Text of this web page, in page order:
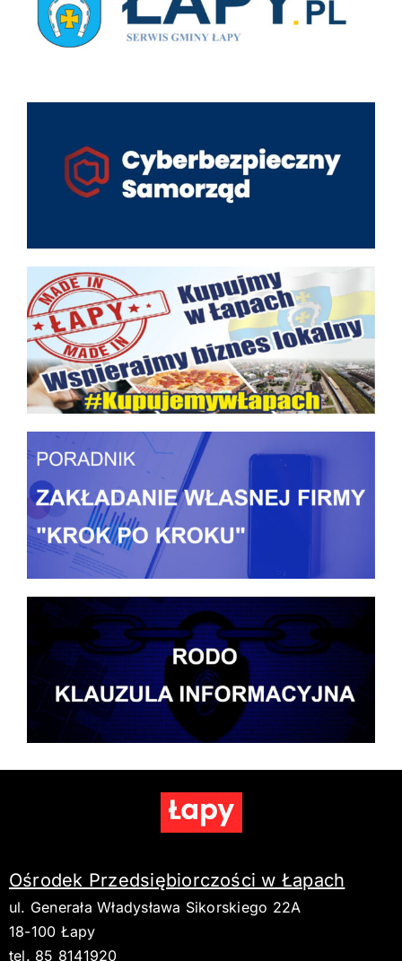
Ośrodek Przedsiębiorczości w Łapach
ul. Generała Władysława Sikorskiego 22A
18-100 Łapy
tel. 85 8141920